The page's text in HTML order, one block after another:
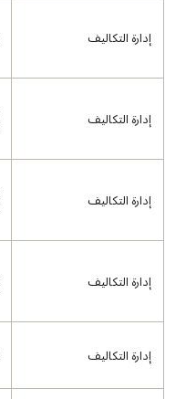
إدارة التكاليف
إدارة التكاليف
إدارة التكاليف
إدارة التكاليف
إدارة التكاليف